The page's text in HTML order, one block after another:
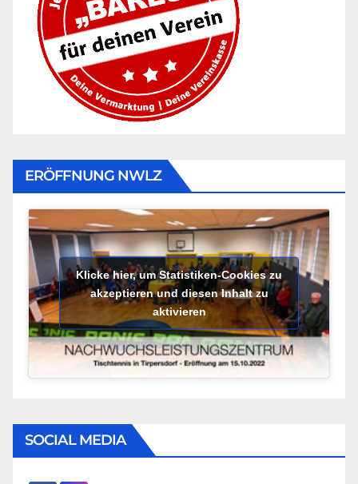
ERÖFFNUNG NWLZ
Klicke hier, um Statistiken-Cookies zu
akzeptieren und diesen Inhalt zu
aktivieren
SOCIAL MEDIA